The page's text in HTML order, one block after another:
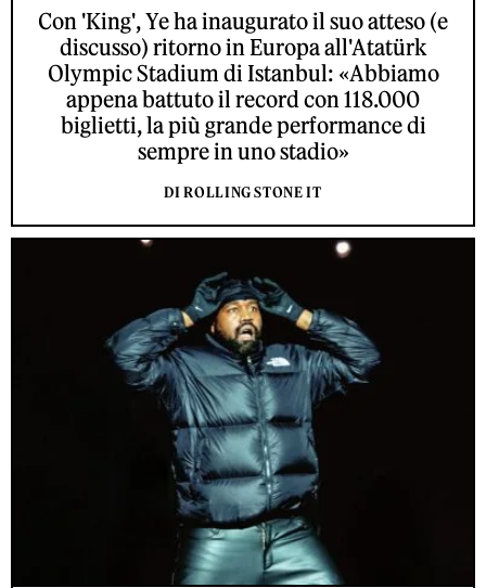
Con 'King', Ye ha inaugurato il suo atteso (e
discusso) ritorno in Europa all'Atatürk
Olympic Stadium di Istanbul: «Abbiamo
appena battuto il record con 118.000
biglietti, la più grande performance di
sempre in uno stadio»
DI ROLLING STONE IT